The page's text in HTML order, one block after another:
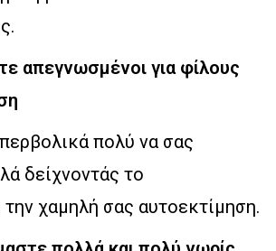
απεγνωσμένοι για φίλους
πολύ να σας
δείχνοντάς το
χαμηλή σας αυτοεκτίμηση.